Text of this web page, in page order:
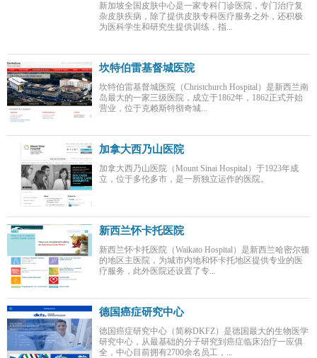
新加坡全国皮肤中心是一家专科门诊医院，专门治疗复
杂皮肤疾病，除了提供皮肤专科医疗服务之外，还积极
为医科学生和研究生提供训练，指...
坎特伯雷基督城医院
坎特伯雷基督城医院（Christchurch Hospital）是新西兰南
岛最大的一家三级医院，成立于1862年，1862正式开始
营业，位于克赖斯特彻奇城...
加拿大西乃山医院
加拿大西乃山医院（Mount Sinai Hospital）于1923年成
立，位于多伦多市，是一所独立运作的医院。
新西兰怀卡托医院
新西兰怀卡托医院（Waikato Hospital）是新西兰哈密尔顿
的地区主医院，为城市内地和怀卡托地区提供专业的医
疗服务，此外医院还设置了专...
德国癌症研究中心
德国癌症研究中心（简称DKFZ）是德国最大的生物医学
研究中心，从最基础的分子研究到癌症临床治疗一应俱
全，中心目前拥有2700余名员工，...